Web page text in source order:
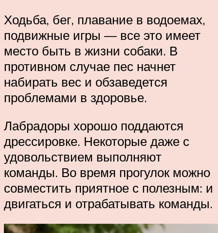
Ходьба, бег, плавание в водоемах,
подвижные игры — все это имеет
место быть в жизни собаки. В
противном случае пес начнет
набирать вес и обзаведется
проблемами в здоровье.
Лабрадоры хорошо поддаются
дрессировке. Некоторые даже с
удовольствием выполняют
команды. Во время прогулок можно
совместить приятное с полезным: и
двигаться и отрабатывать команды.